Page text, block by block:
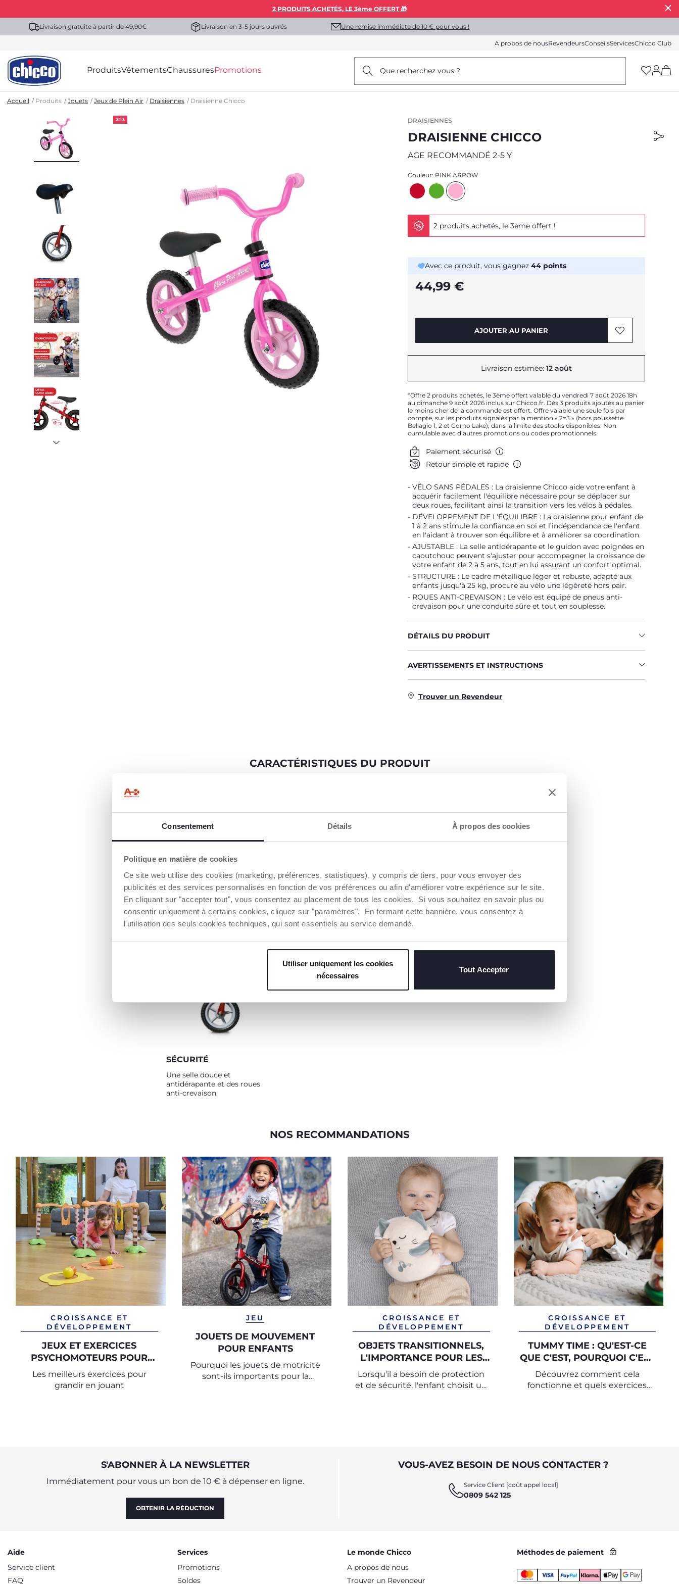
Consentement Détails À propos des cookies
Politique en matière de cookies
Ce site web utilise des cookies (marketing, préférences, statistiques), y compris de tiers, pour vous envoyer des
publicités et des services personnalisés en fonction de vos préférences ou afin d'améliorer votre expérience sur le site.
En cliquant sur "accepter tout", vous consentez au placement de tous les cookies. Si vous souhaitez en savoir plus ou
consentir uniquement à certains cookies, cliquez sur "paramètres". En fermant cette bannière, vous consentez à
l'utilisation des seuls cookies techniques, qui sont essentiels au service demandé.
Utiliser uniquement les cookies
nécessaires
Tout Accepter
2 PRODUITS ACHETÉS, LE 3ème OFFERT 🎁
Livraison gratuite à partir de 49,90€ Livraison en 3-5 jours ouvrés Une remise immédiate de 10 € pour vous !
A propos de nousRevendeursConseilsServicesChicco Club
ProduitsVêtementsChaussuresPromotions Que recherchez vous ?
Accueil Produits Jouets Jeux de Plein Air Draisiennes Draisienne Chicco
2=3 DRAISIENNES
DRAISIENNE CHICCO
AGE RECOMMANDÉ 2-5 Y
Couleur: PINK ARROW
2 produits achetés, le 3ème offert !
Avec ce produit, vous gagnez 44 points
44,99 €
AJOUTER AU PANIER
Livraison estimée: 12 août
*Offre 2 produits achetés, le 3ème offert valable du vendredi 7 août 2026 18h
au dimanche 9 août 2026 inclus sur Chicco.fr. Dès 3 produits ajoutés au panier
le moins cher de la commande est offert. Offre valable une seule fois par
compte, sur les produits signalés par la mention « 2=3 » (hors poussette
Bellagio 1, 2 et Como Lake), dans la limite des stocks disponibles. Non
cumulable avec d’autres promotions ou codes promotionnels.
Paiement sécurisé
Retour simple et rapide
VÉLO SANS PÉDALES : La draisienne Chicco aide votre enfant à
acquérir facilement l'équilibre nécessaire pour se déplacer sur
deux roues, facilitant ainsi la transition vers les vélos à pédales.
DÉVELOPPEMENT DE L'ÉQUILIBRE : La draisienne pour enfant de
1 à 2 ans stimule la confiance en soi et l'indépendance de l'enfant
en l'aidant à trouver son équilibre et à améliorer sa coordination.
AJUSTABLE : La selle antidérapante et le guidon avec poignées en
caoutchouc peuvent s'ajuster pour accompagner la croissance de
votre enfant de 2 à 5 ans, tout en lui assurant un confort optimal.
STRUCTURE : Le cadre métallique léger et robuste, adapté aux
enfants jusqu'à 25 kg, procure au vélo une légèreté hors pair.
ROUES ANTI-CREVAISON : Le vélo est équipé de pneus anti-
crevaison pour une conduite sûre et tout en souplesse.
DÉTAILS DU PRODUIT
AVERTISSEMENTS ET INSTRUCTIONS
Trouver un Revendeur
CARACTÉRISTIQUES DU PRODUIT
Le premier vélo qui aide les
enfants à développer leur
équilibre sur deux roues.
ULTRA-LÉGER
Pour faciliter la transition vers
les vélos à pédales, la
draisienne est fabriquée dans
un métal ultra-léger.
ERGONOMIQUES
Le guidon et la selle se
règlent pour s'adapter à la
taille des enfants en pleine
croissance.
SÉCURITÉ
Une selle douce et
antidérapante et des roues
anti-crevaison.
NOS RECOMMANDATIONS
CROISSANCE ET
DÉVELOPPEMENT
JEUX ET EXERCICES
PSYCHOMOTEURS POUR
CHAQUE ÉTAPE DE
L'ENFANCE
Les meilleurs exercices pour
grandir en jouant
JEU
JOUETS DE MOUVEMENT
POUR ENFANTS
Pourquoi les jouets de motricité
sont-ils importants pour la
CROISSANCE ET
DÉVELOPPEMENT
OBJETS TRANSITIONNELS,
L'IMPORTANCE POUR LES
ENFANTS
Lorsqu'il a besoin de protection
et de sécurité, l'enfant choisit un
CROISSANCE ET
DÉVELOPPEMENT
TUMMY TIME : QU'EST-CE
QUE C'EST, POURQUOI C'EST
IMPORTANT
Découvrez comment cela
fonctionne et quels exercices
S'ABONNER À LA NEWSLETTER
Immédiatement pour vous un bon de 10 € à dépenser en ligne.
OBTENIR LA RÉDUCTION
VOUS-AVEZ BESOIN DE NOUS CONTACTER ?
Service Client [coût appel local]
0809 542 125
Aide
Service client
FAQ
Services
Promotions
Soldes
Le monde Chicco
A propos de nous
Trouver un Revendeur
Méthodes de paiement